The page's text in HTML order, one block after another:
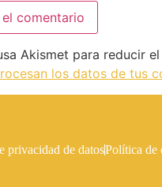
Akismet para reducir el
los datos de tus
privacidad de datosPolítica de